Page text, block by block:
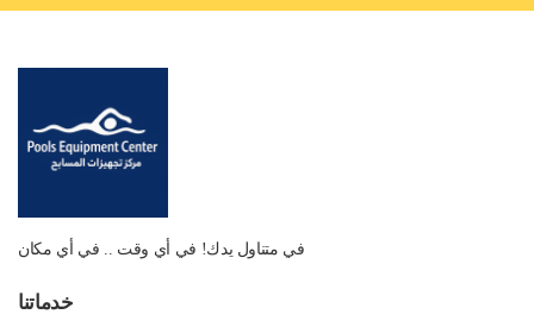
في متناول يدك! في أي وقت .. في أي مكان
خدماتنا